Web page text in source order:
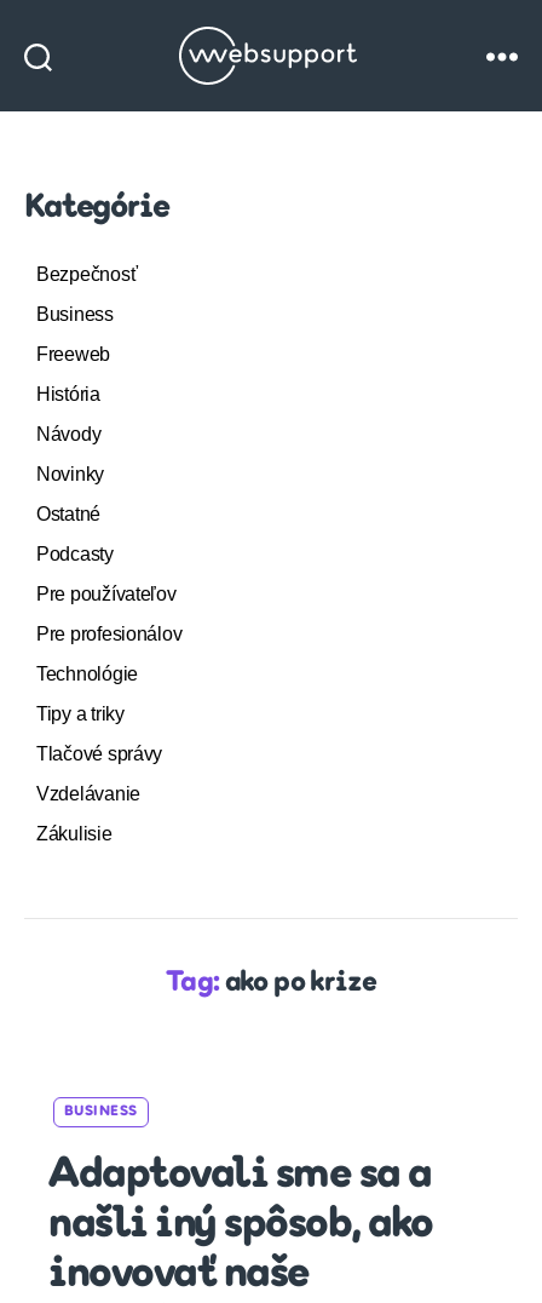
Websupport
Kategórie
Bezpečnosť
Business
Freeweb
História
Návody
Novinky
Ostatné
Podcasty
Pre používateľov
Pre profesionálov
Technológie
Tipy a triky
Tlačové správy
Vzdelávanie
Zákulisie
Tag: ako po krize
BUSINESS
Adaptovali sme sa a
našli iný spôsob, ako
inovovať naše